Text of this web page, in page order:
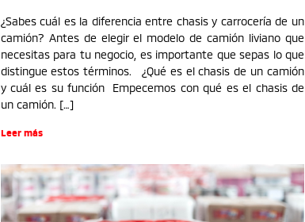
¿Sabes cuál es la diferencia entre chasis y carrocería de un
camión? Antes de elegir el modelo de camión liviano que
necesitas para tu negocio, es importante que sepas lo que
distingue estos términos. ¿Qué es el chasis de un camión
y cuál es su función Empecemos con qué es el chasis de
un camión. […]
Leer más